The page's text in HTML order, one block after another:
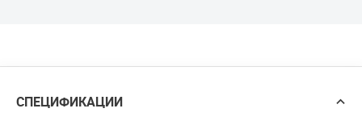
СПЕЦИФИКАЦИИ